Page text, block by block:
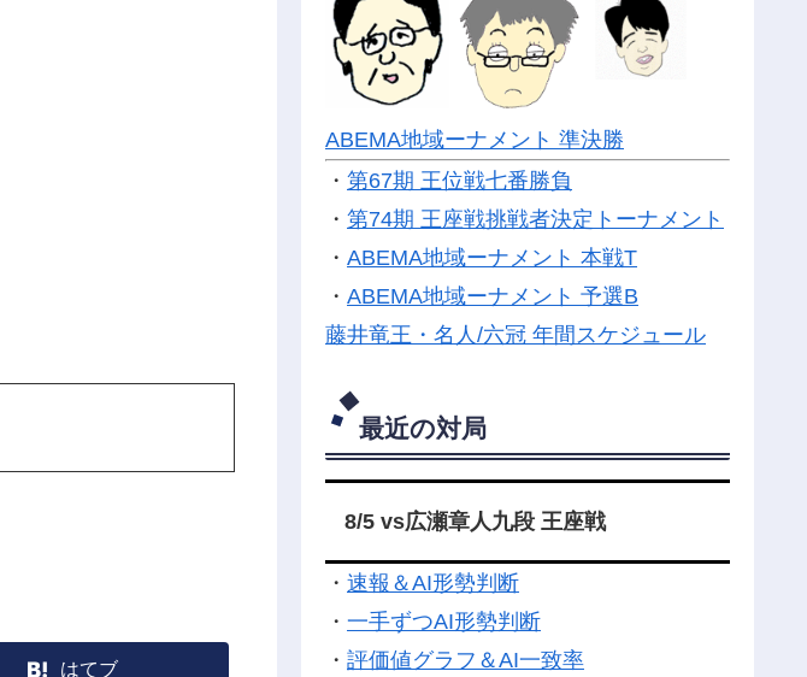
はてブ
ABEMA地域ーナメント 準決勝
・ 第67期 王位戦七番勝負
・ 第74期 王座戦挑戦者決定トーナメント
・ ABEMA地域ーナメント 本戦T
・ ABEMA地域ーナメント 予選B
藤井竜王・名人/六冠 年間スケジュール
最近の対局
8/5 vs広瀬章人九段 王座戦
・ 速報＆AI形勢判断
・ 一手ずつAI形勢判断
・ 評価値グラフ＆AI一致率